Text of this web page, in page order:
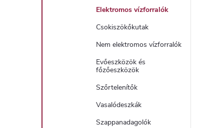
Elektromos vízforralók
Csokiszökőkutak
Nem elektromos vízforralók
Evőeszközök és
főzőeszközök
Szőrtelenítők
Vasalódeszkák
Szappanadagolók